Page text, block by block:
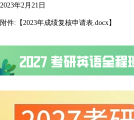
2023年2月21日
附件:【2023年成绩复核申请表.docx】